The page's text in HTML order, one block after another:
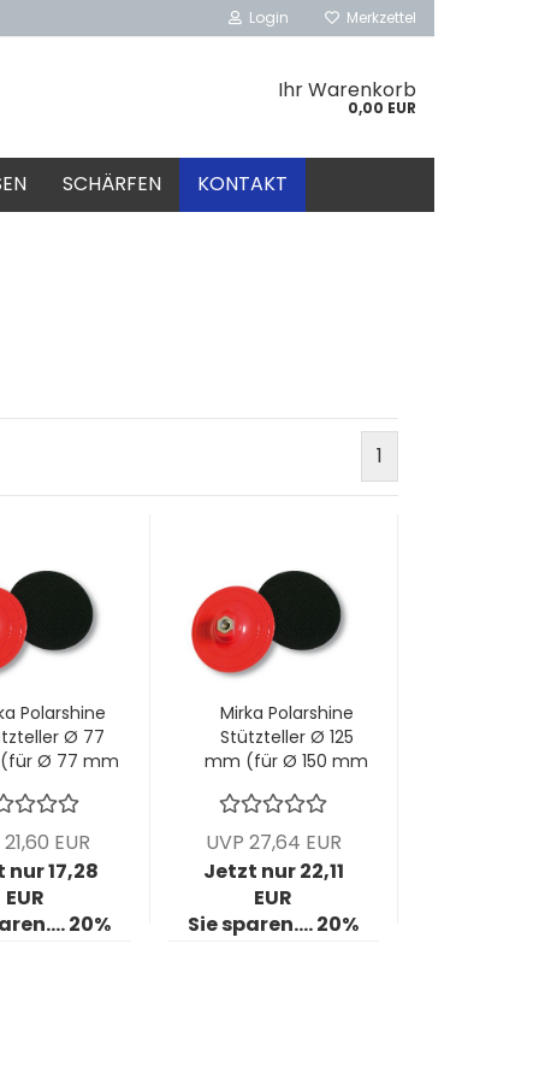
Login Merkzettel
Ihr Warenkorb
0,00 EUR
SCHÄRFEN KONTAKT
1
Polarshine
Ø 77
Ø 77 mm
1 Stck/Pck
EUR
17,28
EUR
20%
Mirka Polarshine
Stützteller Ø 125
mm (für Ø 150 mm
VPE: 1 Stck/Pck
UVP 27,64 EUR
Jetzt nur 22,11
EUR
Sie sparen.... 20%